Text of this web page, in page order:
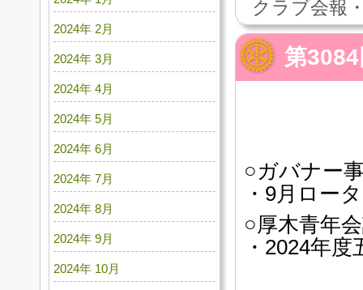
クラブ会報
第
○ガバナー
・9月ロー
○厚木青年
・2024年
2024年 2月
2024年 3月
2024年 4月
2024年 5月
2024年 6月
2024年 7月
2024年 8月
2024年 9月
2024年 10月